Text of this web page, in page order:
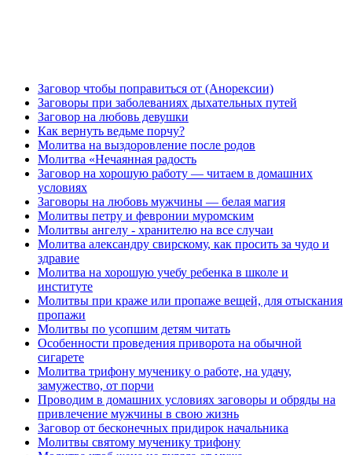
Заговор чтобы поправиться от (Анорексии)
Заговоры при заболеваниях дыхательных путей
Заговор на любовь девушки
Как вернуть ведьме порчу?
Молитва на выздоровление после родов
Молитва «Нечаянная радость
Заговор на хорошую работу — читаем в домашних
условиях
Заговоры на любовь мужчины — белая магия
Молитвы петру и февронии муромским
Молитвы ангелу - хранителю на все случаи
Молитва александру свирскому, как просить за чудо и
здравие
Молитва на хорошую учебу ребенка в школе и
институте
Молитвы при краже или пропаже вещей, для отыскания
пропажи
Молитвы по усопшим детям читать
Особенности проведения приворота на обычной
сигарете
Молитва трифону мученику о работе, на удачу,
замужество, от порчи
Проводим в домашних условиях заговоры и обряды на
привлечение мужчины в свою жизнь
Заговор от бесконечных придирок начальника
Молитвы святому мученику трифону